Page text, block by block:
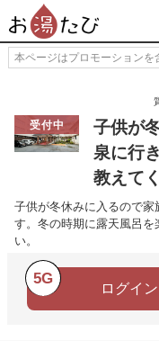
本ページはプロモーションを
受付中
子供が
泉に行
教えて
子供が冬休みに入るので家
す。冬の時期に露天風呂を
い。
5G
ログイ